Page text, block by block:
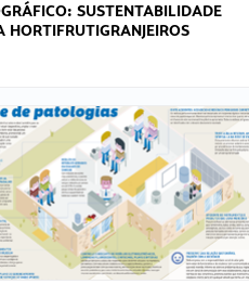
SUSTENTABILIDADE
HORTIFRUTIGRANJEIROS